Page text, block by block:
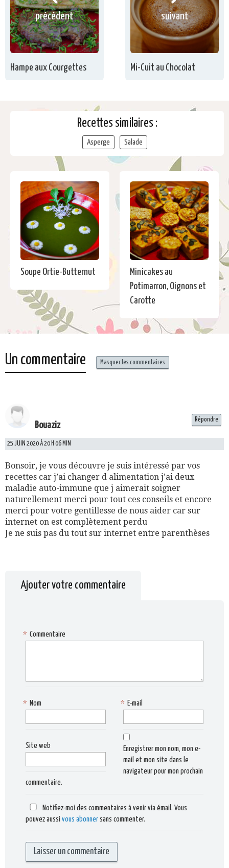
précédent
Hampe aux Courgettes
suivant
Mi-Cuit au Chocolat
Recettes similaires :
Asperge Salade
Soupe Ortie-Butternut
Minicakes au
Potimarron, Oignons et
Carotte
Un commentaire Masquer les commentaires
Bouaziz
25 JUIN 2020 À 20 H 06 MIN
Bonsoir, je vous découvre je suis intéressé par vos
recettes car j’ai changer d alimentation j’ai deux
maladie auto-immune que j aimerait soigner
naturellement merci pour tout ces conseils et encore
merci pour votre gentillesse de nous aider car sur
internet on est complètement perdu
Je ne suis pas du tout sur internet entre parenthèses
Répondre
Ajouter votre commentaire
Commentaire
*
Nom
* E-mail
*
Site web
Enregistrer mon nom, mon e-
mail et mon site dans le
navigateur pour mon prochain
commentaire.
Notifiez-moi des commentaires à venir via émail. Vous
pouvez aussi vous abonner sans commenter.